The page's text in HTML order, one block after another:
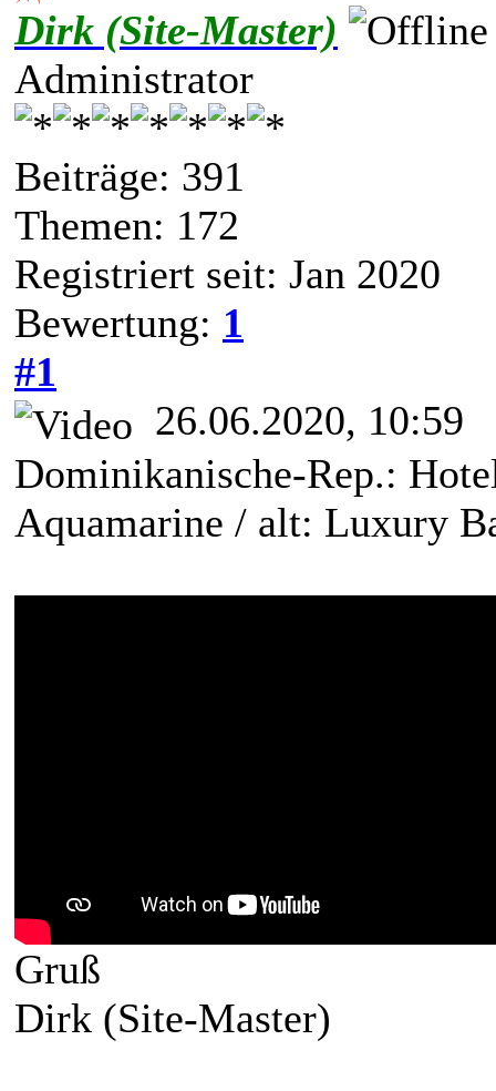
Dirk (Site-Master)
Administrator
Beiträge: 391
Themen: 172
Registriert seit: Jan 2020
Bewertung: 1
#1
26.06.2020, 10:59
Dominikanische-Rep.:
Aquamarine / alt: Luxury
Gruß
Dirk (Site-Master)